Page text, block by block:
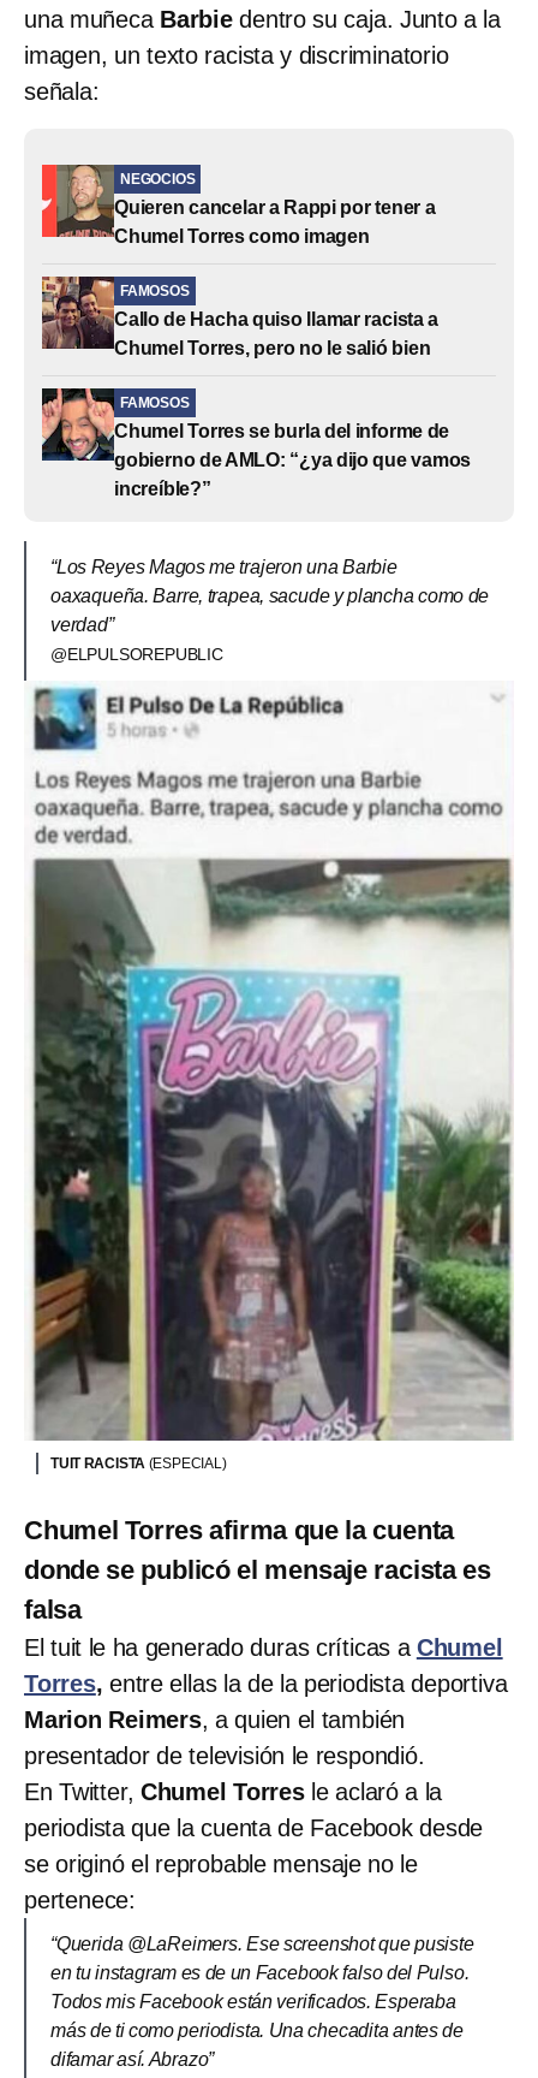
una muñeca Barbiedentro su caja. Junto a la
imagen, un texto racista y discriminatorio
señala:
NEGOCIOS
Quieren cancelar a Rappi por tener a
Chumel Torres como imagen
FAMOSOS
Callo de Hacha quiso llamar racista a
Chumel Torres, pero no le salió bien
FAMOSOS
Chumel Torres se burla del informe de
gobierno de AMLO: “¿ya dijo que vamos
increíble?”
“Los Reyes Magos me trajeron una Barbie
oaxaqueña. Barre, trapea, sacude y plancha como de
verdad”
@ELPULSOREPUBLIC
TUIT RACISTA (ESPECIAL)
Chumel Torres afirma que la cuenta
donde se publicó el mensaje racista es
falsa
El tuit le ha generado duras críticas a Chumel
Torres, entre ellas la de la periodista deportiva
Marion Reimers, a quien el también
presentador de televisión le respondió.
En Twitter, Chumel Torresle aclaró a la
periodista que la cuenta de Facebook desde
se originó el reprobable mensaje no le
pertenece:
“Querida @LaReimers. Ese screenshot que pusiste
en tu instagram es de un Facebook falso del Pulso.
Todos mis Facebook están verificados. Esperaba
más de ti como periodista. Una checadita antes de
difamar así. Abrazo”